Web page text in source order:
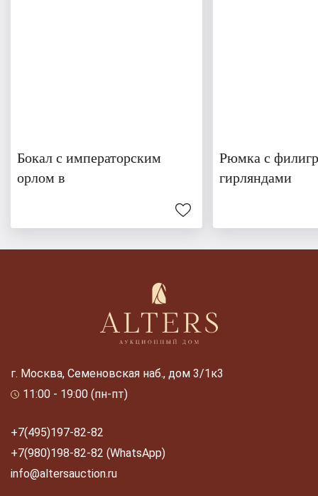
Бокал с императорским
орлом в
Рюмка с
гирляндами
г. Москва, Семеновская наб., дом 3/1к3
11:00 - 19:00 (пн-пт)
+7(495)197-82-82
+7(980)198-82-82 (WhatsApp)
info@altersauction.ru